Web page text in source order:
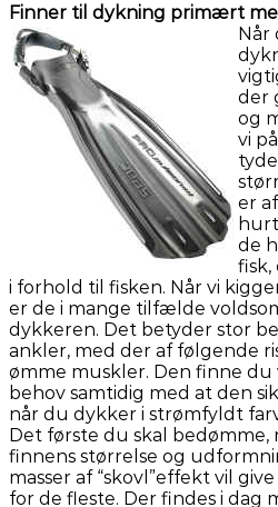
Finner til dykning primært
Når
der
og
vi
er
de
fisk,
i forhold til fisken. Når vi
er de i mange tilfælde
dykkeren. Det betyder stor
ankler, med der af følgende
ømme muskler. Den finne
behov samtidig med at den
når du dykker i strømfyldt
Det første du skal
finnens størrelse og
masser af “skovl”effekt vil
for de fleste. Der findes i dag